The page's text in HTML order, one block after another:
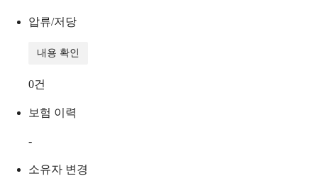
압류/저당
내용 확인
0건
보험 이력
-
소유자 변경